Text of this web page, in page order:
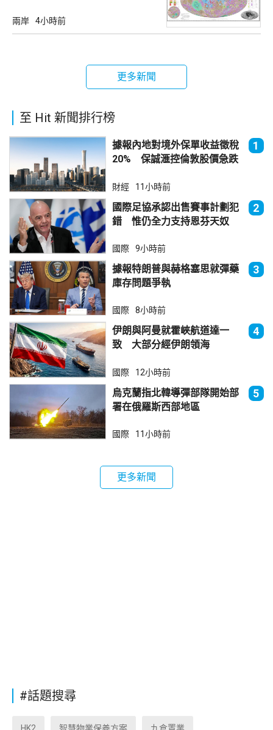
兩岸 4小時前
更多新聞
至 Hit 新聞排行榜
據報內地對境外保單收益徵稅
20% 保誠滙控倫敦股價急跌
1
財經 11小時前
國際足協承認出售賽事計劃犯
錯 惟仍全力支持恩芬天奴
2
國際 9小時前
據報特朗普與赫格塞思就彈藥
庫存問題爭執
3
國際 8小時前
伊朗與阿曼就霍峽航道達一
致 大部分經伊朗領海
4
國際 12小時前
烏克蘭指北韓導彈部隊開始部
署在俄羅斯西部地區
5
國際 11小時前
更多新聞
#話題搜尋